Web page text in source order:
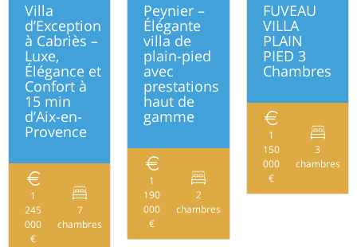
Villa
d’Exception
à Cabriès –
Luxe,
Élégance et
Confort à
15 min
d’Aix-en-
Provence
1
245
000
€
7
chambres
Peynier –
Élégante
villa de
plain-pied
avec
prestations
haut de
gamme
1
190
000
€
2
chambres
FUVEAU
VILLA
PLAIN
PIED 3
Chambres
1
150
000
€
3
chambres